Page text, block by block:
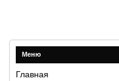
Меню
Главная